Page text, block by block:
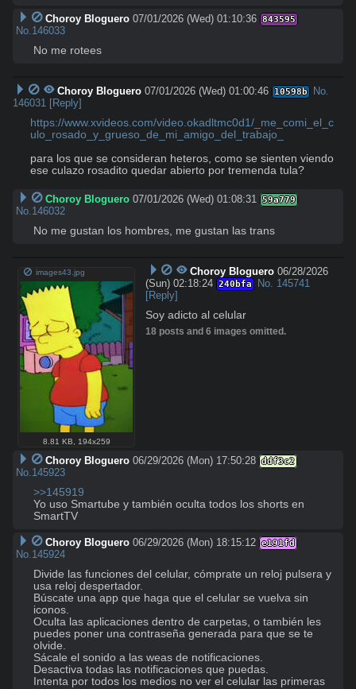
Choroy Bloguero 07/01/2026 (Wed) 01:10:36 843595
No.146033
No me rotees
Choroy Bloguero 07/01/2026 (Wed) 01:00:46 10598b
No.
146031 [Reply]
https://www.xvideos.com/video.okadltmc0d1/_me_comi_el_c
ulo_rosado_y_grueso_de_mi_amigo_del_trabajo_
para los que se consideran heteros, como se sienten viendo
ese culazo rosadito quedar abierto por tremenda tula?
Choroy Bloguero 07/01/2026 (Wed) 01:08:31 59a779
No.146032
No me gustan los hombres, me gustan las trans
images43.jpg
8.81 KB, 194x259
Choroy Bloguero 06/28/2026
(Sun) 02:18:24 240bfa No. 145741
[Reply]
Soy adicto al celular
18 posts and 6 images omitted.
Choroy Bloguero 06/29/2026 (Mon) 17:50:28 ddf3c2
No. 145923
>>145919
Yo uso Smartube y también oculta todos los shorts en
SmartTV
Choroy Bloguero 06/29/2026 (Mon) 18:15:12 e191fd
No. 145924
Divide las funciones del celular, cómprate un reloj pulsera y
usa reloj despertador.
Búscate una app que haga que el celular se vuelva sin
iconos.
Oculta las aplicaciones dentro de carpetas, o también les
puedes poner una contraseña generada para que se te
olvide.
Sácale el sonido a las weas de notificaciones.
Desactiva todas las notificaciones que puedas.
Intenta por todos los medios no ver el celular las primeras